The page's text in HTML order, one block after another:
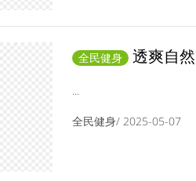
全民健身
透爽自
...
全民健身/ 2025-05-07